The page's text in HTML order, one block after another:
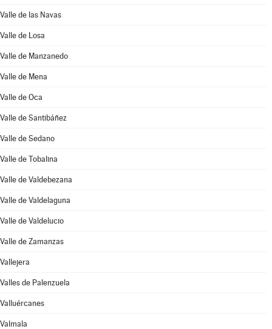
Valle de las Navas
Valle de Losa
Valle de Manzanedo
Valle de Mena
Valle de Oca
Valle de Santibáñez
Valle de Sedano
Valle de Tobalina
Valle de Valdebezana
Valle de Valdelaguna
Valle de Valdelucio
Valle de Zamanzas
Vallejera
Valles de Palenzuela
Valluércanes
Valmala